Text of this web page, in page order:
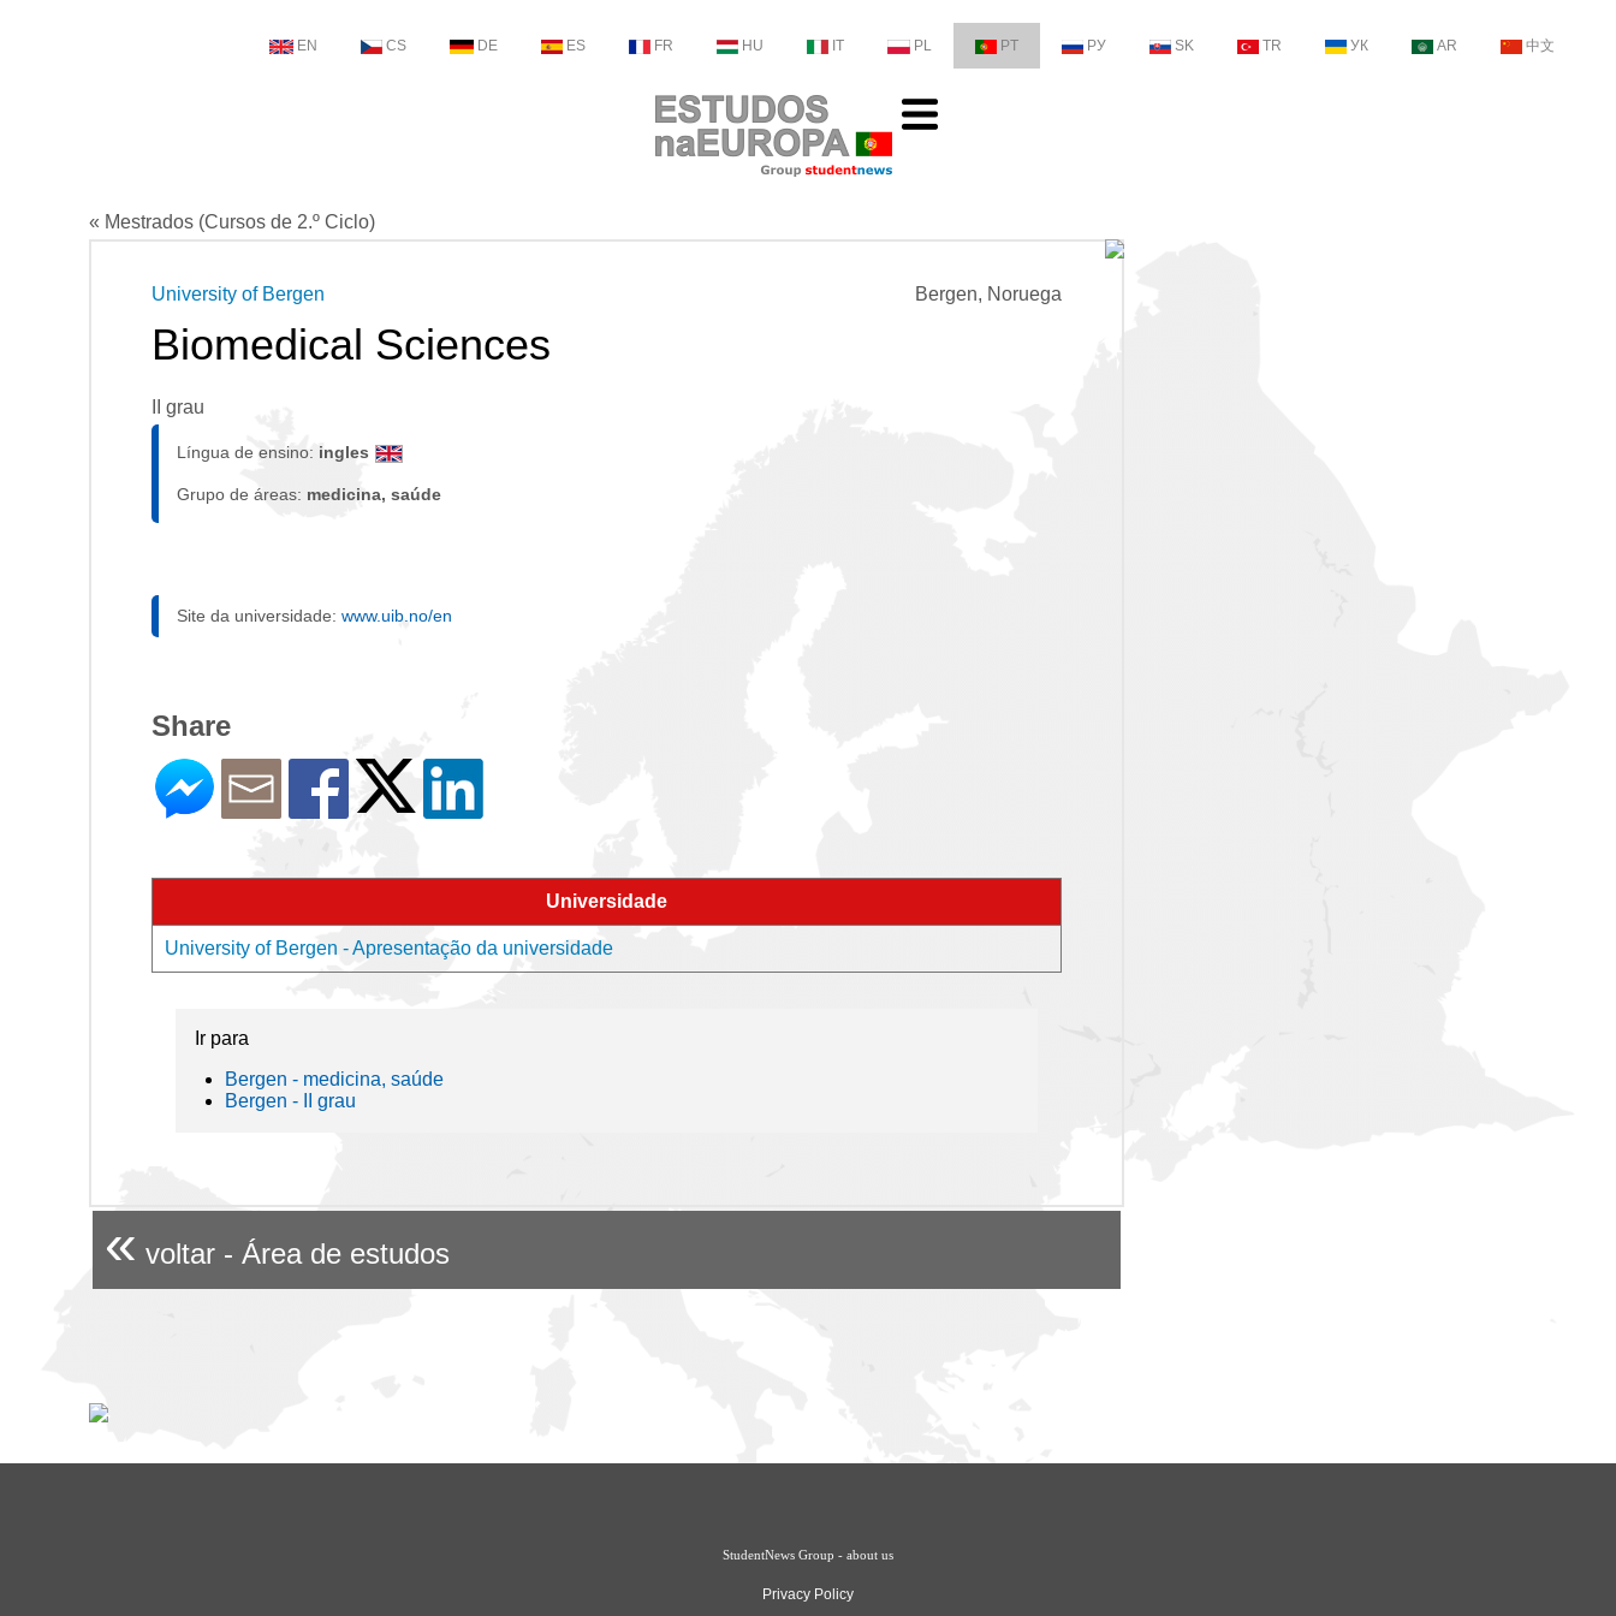
EN CS DE ES FR HU IT PL PT РУ SK TR УК AR 中文
« Mestrados (Cursos de 2.º Ciclo)
Bergen, Noruega
University of Bergen
Biomedical Sciences
II grau
Língua de ensino: ingles
Grupo de áreas: medicina, saúde
Site da universidade: www.uib.no/en
Share
Universidade
University of Bergen - Apresentação da universidade
Ir para
Bergen - medicina, saúde
Bergen - II grau
« voltar - Área de estudos
StudentNews Group - about us
Privacy Policy